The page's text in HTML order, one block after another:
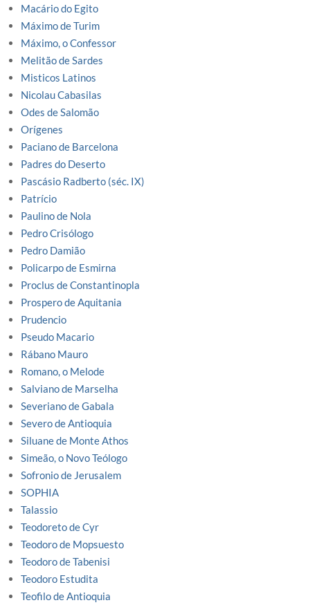
Macário do Egito
Máximo de Turim
Máximo, o Confessor
Melitão de Sardes
Misticos Latinos
Nicolau Cabasilas
Odes de Salomão
Orígenes
Paciano de Barcelona
Padres do Deserto
Pascásio Radberto (séc. IX)
Patrício
Paulino de Nola
Pedro Crisólogo
Pedro Damião
Policarpo de Esmirna
Proclus de Constantinopla
Prospero de Aquitania
Prudencio
Pseudo Macario
Rábano Mauro
Romano, o Melode
Salviano de Marselha
Severiano de Gabala
Severo de Antioquia
Siluane de Monte Athos
Simeão, o Novo Teólogo
Sofronio de Jerusalem
SOPHIA
Talassio
Teodoreto de Cyr
Teodoro de Mopsuesto
Teodoro de Tabenisi
Teodoro Estudita
Teofilo de Antioquia